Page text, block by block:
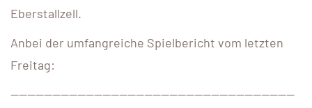
Eberstallzell.
Anbei der umfangreiche Spielbericht vom letzten
Freitag:
——————————————————————————————————